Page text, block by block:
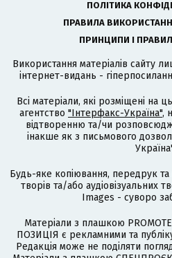
ПОЛІТИКА
ПРАВИЛА
ПРИНЦИПИ І
Використання матеріалів сайту
інтернет-видань -
Всі матеріали, які розміщені на
агентство "Інтерфакс-Україна",
відтворенню та/чи
інакше як з письмового
Будь-яке копіювання, передрук
творів та/або аудіовізуальних
Images - суворо
Матеріали з плашкою
ПОЗИЦІЯ є рекламними та
Редакція може не поділяти